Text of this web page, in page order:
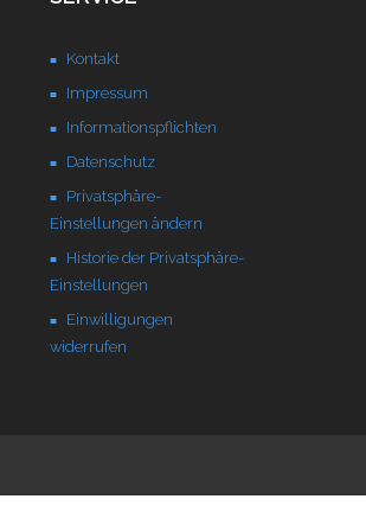
Kontakt
Impressum
Informationspflichten
Datenschutz
Privatsphäre-
Einstellungen ändern
Historie der Privatsphäre-
Einstellungen
Einwilligungen
widerrufen